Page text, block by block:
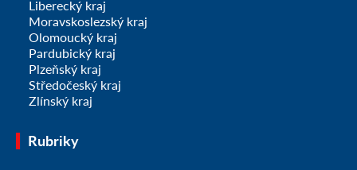
Liberecký kraj
Moravskoslezský kraj
Olomoucký kraj
Pardubický kraj
Plzeňský kraj
Středočeský kraj
Zlínský kraj
Rubriky